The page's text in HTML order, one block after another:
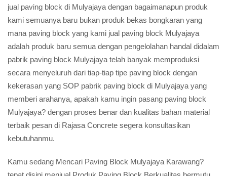
jual paving block di Mulyajaya dengan bagaimanapun produk
kami semuanya baru bukan produk bekas bongkaran yang
mana paving block yang kami jual paving block Mulyajaya
adalah produk baru semua dengan pengelolahan handal didalam
pabrik paving block Mulyajaya telah banyak memproduksi
secara menyeluruh dari tiap-tiap tipe paving block dengan
kekerasan yang SOP pabrik paving block di Mulyajaya yang
memberi arahanya, apakah kamu ingin pasang paving block
Mulyajaya? dengan proses benar dan kualitas bahan material
terbaik pesan di Rajasa Concrete segera konsultasikan
kebutuhanmu.
Kamu sedang Mencari Paving Block Mulyajaya Karawang?